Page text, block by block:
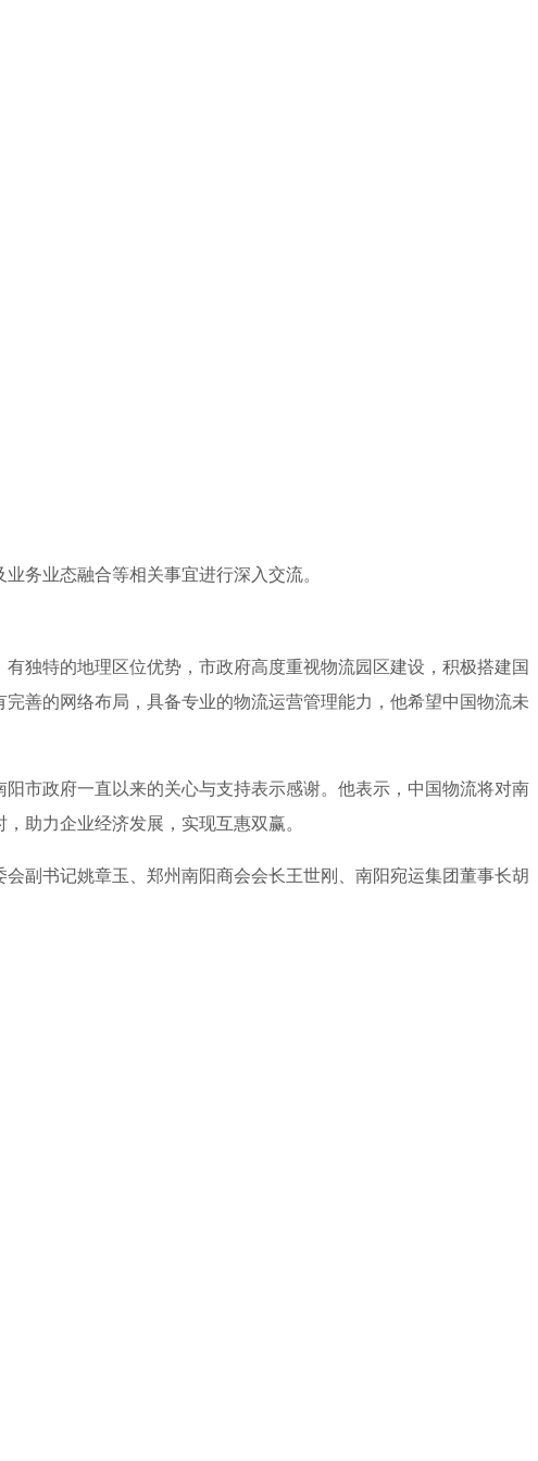
务业态融合等相关事宜进行深入交流。
独特的地理区位优势，市政府高度重视物流园区建设，积极搭建国
善的网络布局，具备专业的物流运营管理能力，他希望中国物流未
市政府一直以来的关心与支持表示感谢。他表示，中国物流将对南
助力企业经济发展，实现互惠双赢。
副书记姚章玉、郑州南阳商会会长王世刚、南阳宛运集团董事长胡